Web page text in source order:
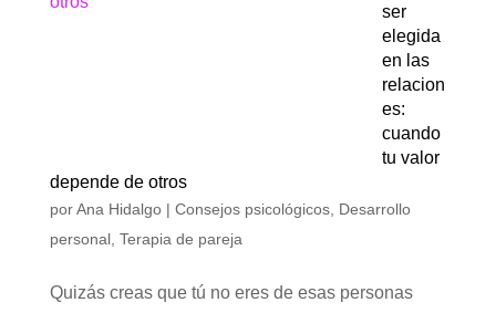
ser
elegida
en las
relacion
es:
cuando
tu valor
depende de otros
porAna Hidalgo| Consejos psicológicos, Desarrollo
personal, Terapia de pareja
Quizás creas que tú no eres de esas personas